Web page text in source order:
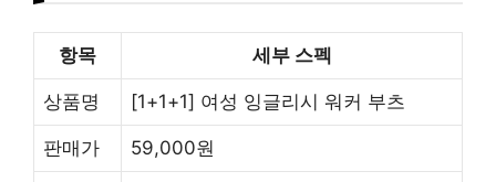
항목 세부 스펙
상품명 [1+1+1] 여성 잉글리시 워커 부츠
판매가 59,000원